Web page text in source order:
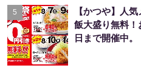
5
【かつや】人
飯大盛り無料！
日まで開催中。